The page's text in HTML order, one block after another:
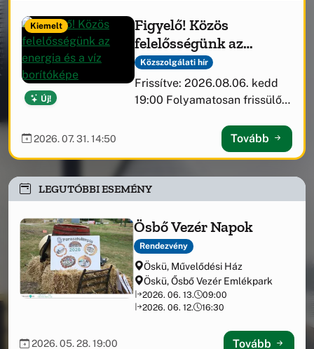
Kiemelt
Új!
Figyelő! Közös
felelősségünk az
energia és a víz
Közszolgálati hír
Frissítve: 2026.08.06. kedd
19:00 Folyamatosan frissülő
2026. 07. 31. 14:50 Tovább
LEGUTÓBBI ESEMÉNY
Ösbő Vezér Napok
Rendezvény
Öskü, Művelődési Ház
Öskü, Ősbő Vezér Emlékpark
2026. 06. 13.
09:00
2026. 06. 12.
16:30
2026. 05. 28. 19:00 Tovább